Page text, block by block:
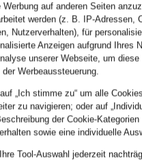
OAKLEY
LITE
Werbung auf anderen Seiten
werden (z. B. IP-Adressen,
Nutzerverhalten), für
Anzeigen aufgrund Ihres
unserer Webseite, um
Werbeaussteuerung.
„Ich stimme zu“ um alle
zu navigieren; oder auf
der Cookie-
sowie eine individuelle
Tool-Auswahl jederzeit